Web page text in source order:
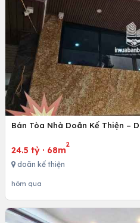
Bán Tòa Nhà Doãn Kế Thiện –
24.5 tỷ · 68m
2
doãn kế thiện
hôm qua